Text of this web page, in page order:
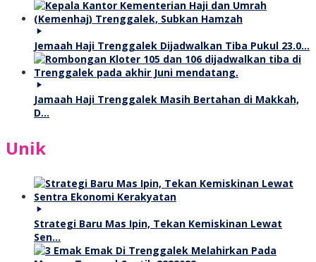
Jemaah Haji Trenggalek Dijadwalkan Tiba Pukul 23.0…
Jamaah Haji Trenggalek Masih Bertahan di Makkah,
D…
Unik
Strategi Baru Mas Ipin, Tekan Kemiskinan Lewat
Sen…